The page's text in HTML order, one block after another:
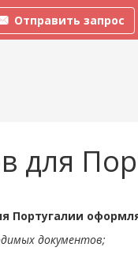
Отправить запрос
для
Португалии
документов;